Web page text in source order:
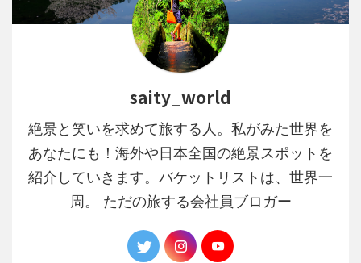
saity_world
絶景と笑いを求めて旅する人。私がみた世界を
あなたにも！海外や日本全国の絶景スポットを
紹介していきます。バケットリストは、世界一
周。 ただの旅する会社員ブロガー